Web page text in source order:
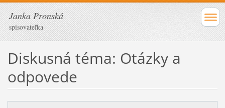
Janka Pronská
spisovateľka
Diskusná téma: Otázky a
odpovede